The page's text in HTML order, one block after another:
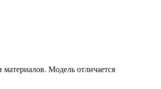
Модель отличается